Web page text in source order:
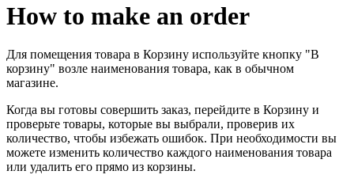
How to make an order
Для помещения товара в Корзину используйте кнопку "В
корзину" возле наименования товара, как в обычном
магазине.
Когда вы готовы совершить заказ, перейдите в Корзину и
проверьте товары, которые вы выбрали, проверив их
количество, чтобы избежать ошибок. При необходимости вы
можете изменить количество каждого наименования товара
или удалить его прямо из корзины.